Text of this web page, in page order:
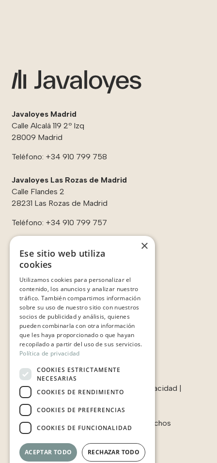
Javaloyes Madrid
Calle Alcalá 119 2º Izq
28009 Madrid
Teléfono: +34 910 799 758
Javaloyes Las Rozas de Madrid
Calle Flandes 2
28231 Las Rozas de Madrid
Teléfono: +34 910 799 757
Enlaces:
Contacto
Sobre nosotros
Casos de éxito
Testimonios
Términos & condiciones|Política de privacidad
Política de cookies
© 2006-2025 Javaloyes. Todos los derechos
reservados.
×
Ese sitio web utiliza
cookies
Utilizamos cookies para personalizar el
contenido, los anuncios y analizar nuestro
tráfico. También compartimos información
sobre su uso de nuestro sitio con nuestros
socios de publicidad y análisis, quienes
pueden combinarla con otra información
que les haya proporcionado o que hayan
recopilado a partir del uso de sus servicios.
Política de privacidad
COOKIES ESTRICTAMENTE
NECESARIAS
COOKIES DE RENDIMIENTO
COOKIES DE PREFERENCIAS
COOKIES DE FUNCIONALIDAD
ACEPTAR TODO RECHAZAR TODO